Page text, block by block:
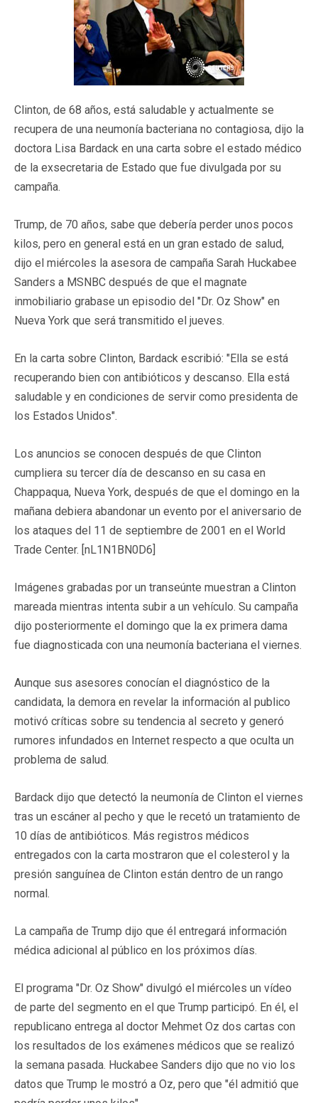
Clinton, de 68 años, está saludable y actualmente se
recupera de una neumonía bacteriana no contagiosa, dijo la
doctora Lisa Bardack en una carta sobre el estado médico
de la exsecretaria de Estado que fue divulgada por su
campaña.
Trump, de 70 años, sabe que debería perder unos pocos
kilos, pero en general está en un gran estado de salud,
dijo el miércoles la asesora de campaña Sarah Huckabee
Sanders a MSNBC después de que el magnate
inmobiliario grabase un episodio del "Dr. Oz Show" en
Nueva York que será transmitido el jueves.
En la carta sobre Clinton, Bardack escribió: "Ella se está
recuperando bien con antibióticos y descanso. Ella está
saludable y en condiciones de servir como presidenta de
los Estados Unidos".
Los anuncios se conocen después de que Clinton
cumpliera su tercer día de descanso en su casa en
Chappaqua, Nueva York, después de que el domingo en la
mañana debiera abandonar un evento por el aniversario de
los ataques del 11 de septiembre de 2001 en el World
Trade Center. [nL1N1BN0D6]
Imágenes grabadas por un transeúnte muestran a Clinton
mareada mientras intenta subir a un vehículo. Su campaña
dijo posteriormente el domingo que la ex primera dama
fue diagnosticada con una neumonía bacteriana el viernes.
Aunque sus asesores conocían el diagnóstico de la
candidata, la demora en revelar la información al publico
motivó críticas sobre su tendencia al secreto y generó
rumores infundados en Internet respecto a que oculta un
problema de salud.
Bardack dijo que detectó la neumonía de Clinton el viernes
tras un escáner al pecho y que le recetó un tratamiento de
10 días de antibióticos. Más registros médicos
entregados con la carta mostraron que el colesterol y la
presión sanguínea de Clinton están dentro de un rango
normal.
La campaña de Trump dijo que él entregará información
médica adicional al público en los próximos días.
El programa "Dr. Oz Show" divulgó el miércoles un vídeo
de parte del segmento en el que Trump participó. En él, el
republicano entrega al doctor Mehmet Oz dos cartas con
los resultados de los exámenes médicos que se realizó
la semana pasada. Huckabee Sanders dijo que no vio los
datos que Trump le mostró a Oz, pero que "él admitió que